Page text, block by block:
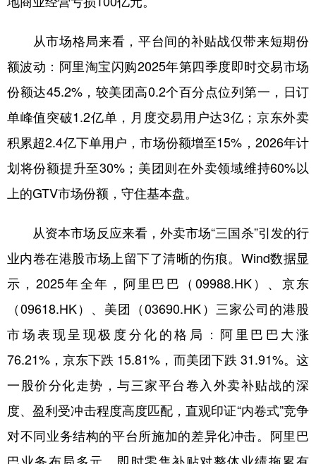
从市场格局来看，平台间的补贴战仅带来短期份
额波动：阿里淘宝闪购2025年第四季度即时交易市场
份额达45.2%，较美团高0.2个百分点位列第一，日订
单峰值突破1.2亿单，月度交易用户达3亿；京东外卖
积累超2.4亿下单用户，市场份额增至15%，2026年计
划将份额提升至30%；美团则在外卖领域维持60%以
上的GTV市场份额，守住基本盘。
从资本市场反应来看，外卖市场“三国杀”引发的行
业内卷在港股市场上留下了清晰的伤痕。Wind数据显
示，2025年全年，阿里巴巴（09988.HK）、京东
（09618.HK）、美团（03690.HK）三家公司的港股
市场表现呈现极度分化的格局：阿里巴巴大涨
76.21%，京东下跌 15.81%，而美团下跌 31.91%。这
一股价分化走势，与三家平台卷入外卖补贴战的深
度、盈利受冲击程度高度匹配，直观印证“内卷式”竞争
对不同业务结构的平台所施加的差异化冲击。阿里巴
巴业务布局多元，即时零售补贴对整体业绩拖累有